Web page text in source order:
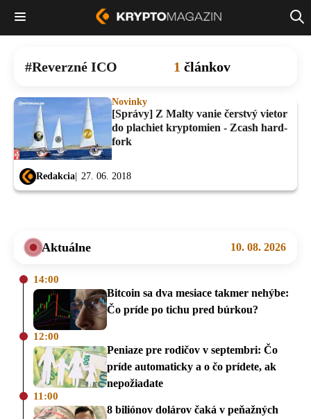
Reverzné ICO 1 článkov
Novinky
[Správy] Z Malty vanie čerstvý vietor
do plachiet kryptomien - Zcash hard-
fork
Redakcia 27. 06. 2018
Aktuálne 10. 08. 2026
14:00
Bitcoin sa dva mesiace takmer nehýbe:
Čo príde po tichu pred búrkou?
12:00
Peniaze pre rodičov v septembri: Čo
príde automaticky a o čo prídete, ak
nepožiadate
11:00
8 biliónov dolárov čaká v peňažných